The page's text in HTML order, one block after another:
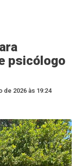
psicólogo
de 2026 às 19:24